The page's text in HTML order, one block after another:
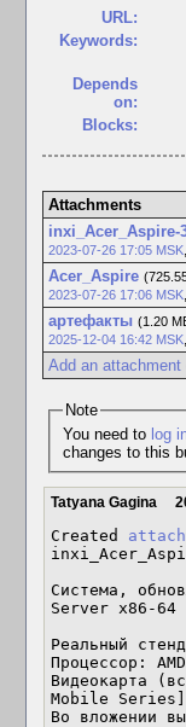
URL:
Keywords:
Depends
on:
Blocks:
Attachments
inxi_Acer_Aspire-
2023-07-26 17:05 MSK,
Acer_Aspire
2023-07-26 17:06 MSK,
артефакты (1.20
2025-12-04 16:42 MSK,
Add an attachment
Note
You need to log
changes to this
Tatyana Gagina
Created
Система,
Server x86-64
Реальный
Процессор:
Видеокарта
Mobile Series]
Во вложении